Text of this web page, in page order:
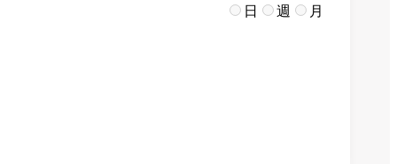
日 週 月